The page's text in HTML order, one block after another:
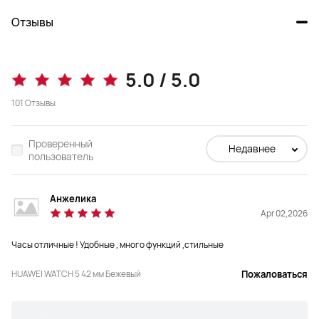
Купить
Корпус
Купить
Отзывы
5.0 / 5.0
101Отзывы
Проверенный
пользователь
Недавнее
Анжелика
Apr 02,2026
Часы отличные ! Удобные , много функций ,стильные
HUAWEI WATCH 5 42 мм Бежевый Пожаловаться